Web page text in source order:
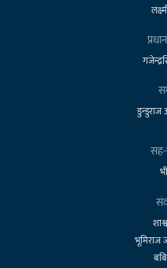
डुन्डुराज
भूमिराज